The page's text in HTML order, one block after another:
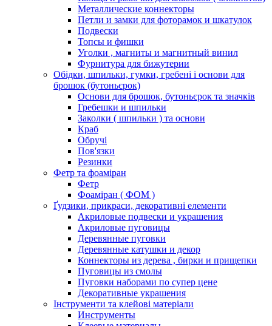
Металлические коннекторы
Петли и замки для фоторамок и шкатулок
Подвески
Топсы и фишки
Уголки , магниты и магнитный винил
Фурнитура для бижутерии
Обідки, шпильки, гумки, гребені і основи для
брошок (бутоньєрок)
Основи для брошок, бутоньєрок та значків
Гребешки и шпильки
Заколки ( шпильки ) та основи
Краб
Обручі
Пов'язки
Резинки
Фетр та фоаміран
Фетр
Фоаміран ( ФОМ )
Ґудзики, прикраси, декоративні елементи
Акриловые подвески и украшения
Акриловые пуговицы
Деревянные пуговки
Деревянные катушки и декор
Коннекторы из дерева , бирки и прищепки
Пуговицы из смолы
Пуговки наборами по супер цене
Декоративные украшения
Інструменти та клейові матеріали
Инструменты